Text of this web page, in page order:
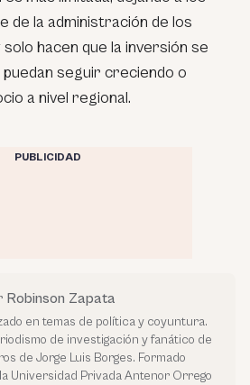
de la administración de los
hacen que la inversión se
seguir creciendo o
a nivel regional.
PUBLICIDAD
Robinson Zapata
en temas de política y coyuntura.
de investigación y fanático de
de Jorge Luis Borges. Formado
Universidad Privada Antenor Orrego